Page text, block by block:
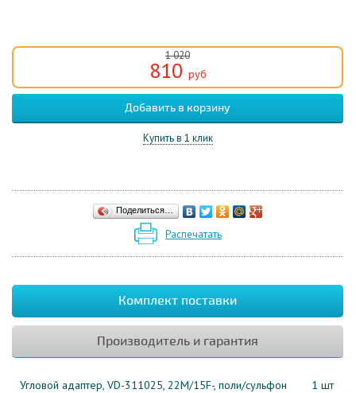
1 020
810 руб
Купить в 1 клик
Поделиться…
Распечатать
Комплект поставки
Производитель и гарантия
Угловой адаптер, VD-311025, 22M/15F-, поли/сульфон 1 шт